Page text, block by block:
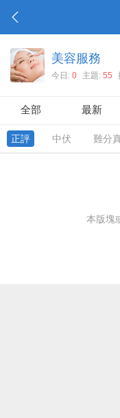
美容服務
今日: 0 主題: 55
全部 最新
正評 中伏 難分
本版塊